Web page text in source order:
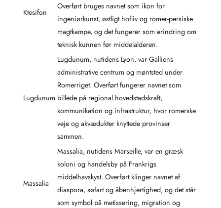
Ktesifon
Overført bruges navnet som ikon for
ingeniørkunst, østligt hofliv og romer-persiske
magtkampe, og det fungerer som erindring om
teknisk kunnen før middelalderen.
Lugdunum
Lugdunum, nutidens Lyon, var Galliens
administrative centrum og møntsted under
Romerriget. Overført fungerer navnet som
billede på regional hovedstadskraft,
kommunikation og infrastruktur, hvor romerske
veje og akvædukter knyttede provinser
sammen.
Massalia
Massalia, nutidens Marseille, var en græsk
koloni og handelsby på Frankrigs
middelhavskyst. Overført klinger navnet af
diaspora, søfart og åbenhjertighed, og det står
som symbol på metissering, migration og